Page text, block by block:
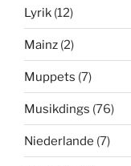
Lyrik (12)
Mainz (2)
Muppets (7)
Musikdings (76)
Niederlande (7)